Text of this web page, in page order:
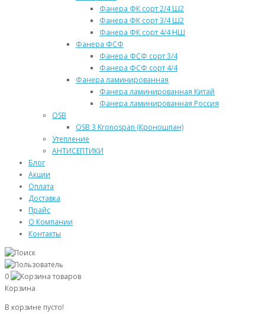
Фанера ФК сорт 2/4 Ш2
Фанера ФК сорт 3/4 Ш2
Фанера ФК сорт 4/4 НШ
Фанера ФСФ
Фанера ФСФ сорт 3/4
Фанера ФСФ сорт 4/4
Фанера ламинированная
Фанера ламинированная Китай
Фанера ламинированная Россия
OSB
OSB 3 Kronospan (Кроношпан)
Утепление
АНТИСЕПТИКИ
Блог
Акции
Оплата
Доставка
Прайс
О Компании
Контакты
0
Корзина
В корзине пусто!